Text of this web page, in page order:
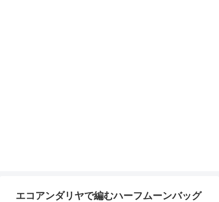
エコアンダリヤで編むハーフムーンバッグ